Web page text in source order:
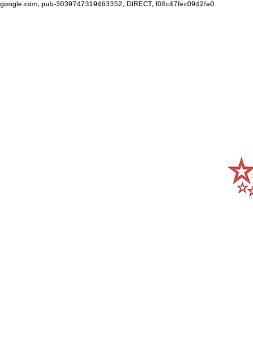
google.com, pub-3039747319463352, DIRECT, f08c47fec0942fa0